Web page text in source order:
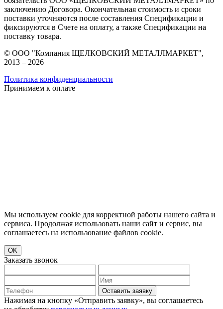
заключению Договора. Окончательная стоимость и сроки
поставки уточняются после составления Спецификации и
фиксируются в Счете на оплату, а также Спецификации на
поставку товара.
© ООО "Компания ЩЕЛКОВСКИЙ МЕТАЛЛМАРКЕТ",
2013 – 2026
Политика конфиденциальности
Принимаем к оплате
Мы используем cookie для корректной работы нашего сайта и
сервиса. Продолжая использовать наши сайт и сервис, вы
соглашаетесь на использование файлов cookie.
OK
Заказать звонок
Оставить заявку
Нажимая на кнопку «Отправить заявку», вы соглашаетесь